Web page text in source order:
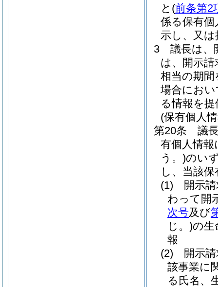
と (前条第2
係る保有
示し、又
3
議長は、
は、開示
相当の期
場合にお
る情報を
(保有個人
第20条
議
有個人情報
う。)のい
し、当該
(1)
開示
わって開
次号及び
じ。)の生
報
(2)
開示
該事業に
る氏名、